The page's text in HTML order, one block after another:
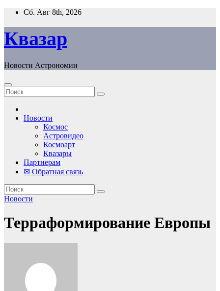
Перейти
содержанию
Сб. Авг 8th, 2026
Квазар
Новости Астрономии
Новости
Космос
Астровидео
Космоарт
Квазары
Партнерам
✉ Обратная связь
Новости
Терраформирование Европы